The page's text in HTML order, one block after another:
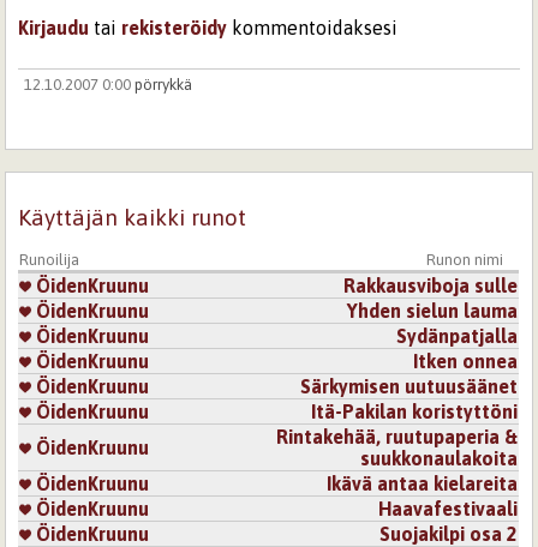
Kirjaudu tai rekisteröidy kommentoidaksesi
12.10.2007 0:00 pörrykkä
11.10.2007 0:00Rosala
Tässä on jotain hirmu kaunista.
Kirjaudutairekisteröidykommentoidaksesi
6.10.2007 0:00295d44c63f96077b4c71eaba0c3d048c
Runossa kuvattu syvä ja uskollinen ystävyys, johon voi
luottaa myös vaikeina hetkinä, on jotakin niin arvokasta
ja ainutkertaista, että sitä soisi kaikille. Itse runo
erinomaisesti kirjoitettu.
Kirjaudutairekisteröidykommentoidaksesi
Käyttäjän kaikki runot
Runoilija Runon nimi
ÖidenKruunu
Rakkausviboja sulle
ÖidenKruunu
Yhden sielun lauma
ÖidenKruunu
Sydänpatjalla
ÖidenKruunu
Itken onnea
ÖidenKruunu
Särkymisen uutuusäänet
ÖidenKruunu
Itä-Pakilan koristyttöni
ÖidenKruunu
Rintakehää, ruutupaperia &
suukkonaulakoita
ÖidenKruunu
Ikävä antaa kielareita
ÖidenKruunu
Haavafestivaali
ÖidenKruunu
Suojakilpi osa 2